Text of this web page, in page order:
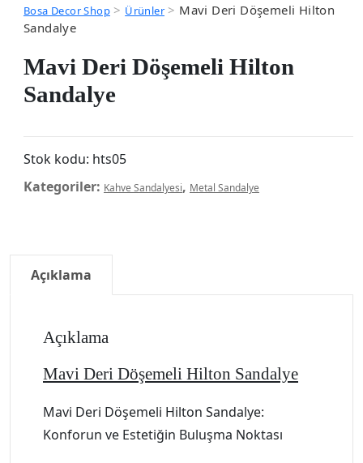
Bosa Decor Shop> Ürünler> Mavi Deri Döşemeli Hilton
Sandalye
Mavi Deri Döşemeli Hilton
Sandalye
Stok kodu: hts05
Kategoriler: Kahve Sandalyesi, Metal Sandalye
Açıklama
Açıklama
Mavi Deri Döşemeli Hilton Sandalye
Mavi Deri Döşemeli Hilton Sandalye:
Konforun ve Estetiğin Buluşma Noktası